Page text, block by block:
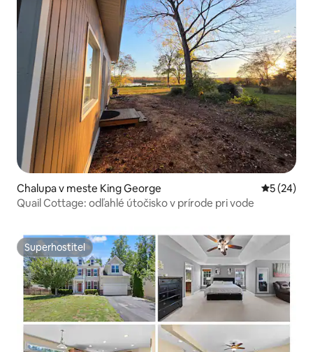
Chalupa v meste King George
5 (24)
Quail Cottage: odľahlé útočisko v prírode pri vode
Superhostiteľ
Superhostiteľ